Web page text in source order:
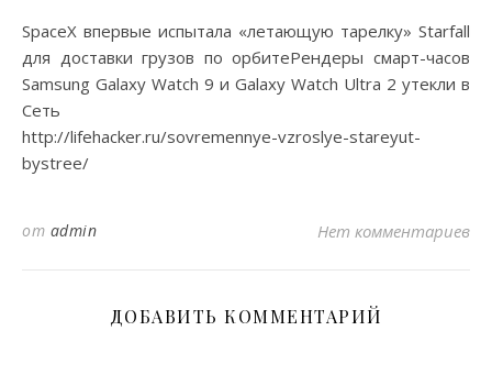
SpaceX впервые испытала «летающую тарелку» Starfall
для доставки грузов по орбитеРендеры смарт-часов
Samsung Galaxy Watch 9 и Galaxy Watch Ultra 2 утекли в
Сеть
http://lifehacker.ru/sovremennye-vzroslye-stareyut-
bystree/
от admin Нет комментариев
ДОБАВИТЬ КОММЕНТАРИЙ